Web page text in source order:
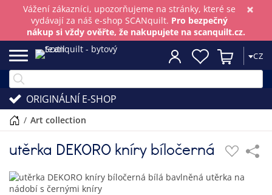
×
Vážení zákazníci, upozorňujeme na stránky, které se
vydávají za náš e-shop SCANquilt. Pro bezpečný
nákup si vždy ověřte, že nakupujete na scanquilt.cz.
CZ
ORIGINÁLNÍ E-SHOP
/ art collection
utěrka DEKORO kníry bíločerná